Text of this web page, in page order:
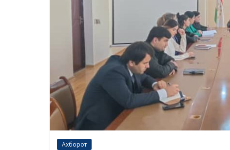
Ахборот